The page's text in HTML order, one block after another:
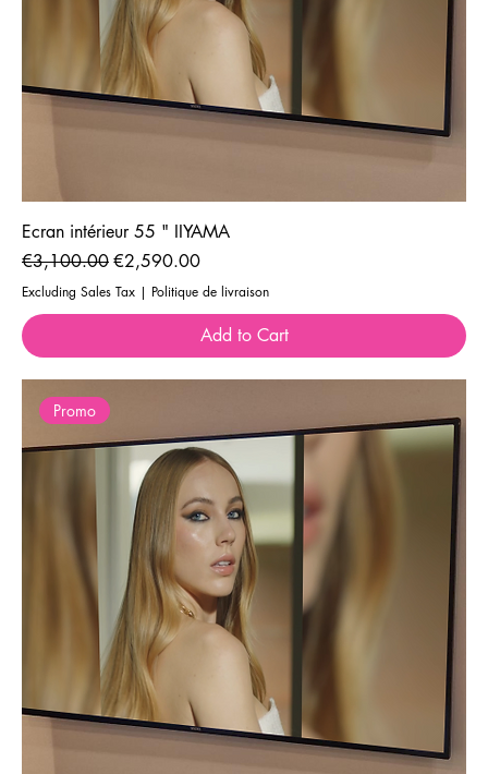
Ecran intérieur 55 " IIYAMA
Regular Price
€3,100.00Sale Price
€2,590.00
Excluding Sales Tax | Politique de livraison
Add to Cart
Promo